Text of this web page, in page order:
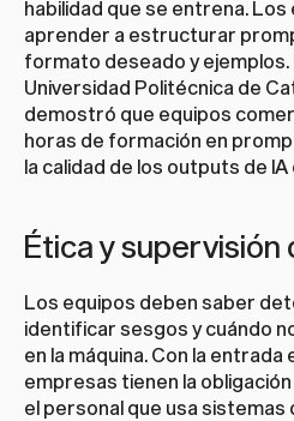
habilidad que se entrena.
aprender a estructurar
formato deseado y ejemplos.
Universidad Politécnica de
demostró que equipos
horas de formación en
la calidad de los outputs de IA
Ética y supervisión
Los equipos deben saber
identificar sesgos y cuándo
en la máquina. Con la entrada
empresas tienen la
el personal que usa sistemas